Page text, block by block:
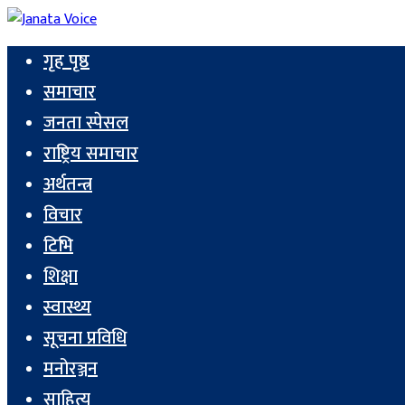
गृह पृष्ठ
समाचार
जनता स्पेसल
राष्ट्रिय समाचार
अर्थतन्त्र
विचार
टिभि
शिक्षा
स्वास्थ्य
सूचना प्रविधि
मनोरञ्जन